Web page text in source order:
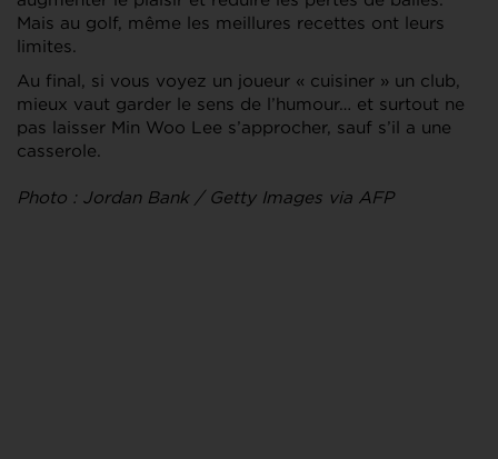
Mais au golf, même les meillures recettes ont leurs
limites.
Au final, si vous voyez un joueur « cuisiner » un club,
mieux vaut garder le sens de l’humour… et surtout ne
pas laisser Min Woo Lee s’approcher, sauf s’il a une
casserole.
Photo : Jordan Bank / Getty Images via AFP